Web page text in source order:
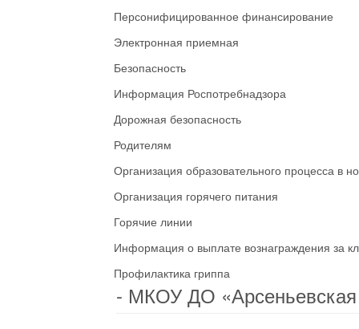
Персонифицированное финансирование
Электронная приемная
Безопасность
Информация Роспотребнадзора
Дорожная безопасность
Родителям
Организация образовательного процесса в
Организация горячего питания
Горячие линии
Информация о выплате вознаграждения за
Профилактика гриппа
- МКОУ ДО